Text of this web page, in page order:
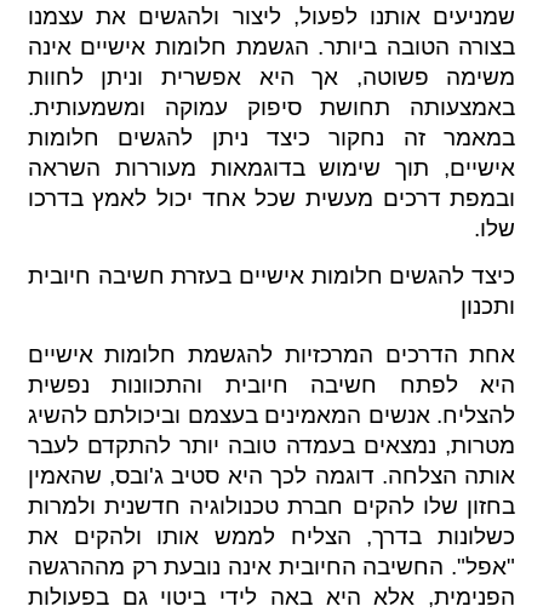
שמניעים אותנו לפעול, ליצור ולהגשים את עצמנו
בצורה הטובה ביותר. הגשמת חלומות אישיים אינה
משימה פשוטה, אך היא אפשרית וניתן לחוות
באמצעותה תחושת סיפוק עמוקה ומשמעותית.
במאמר זה נחקור כיצד ניתן להגשים חלומות
אישיים, תוך שימוש בדוגמאות מעוררות השראה
ובמפת דרכים מעשית שכל אחד יכול לאמץ בדרכו
שלו.
כיצד להגשים חלומות אישיים בעזרת חשיבה חיובית
ותכנון
אחת הדרכים המרכזיות להגשמת חלומות אישיים
היא לפתח חשיבה חיובית והתכוונות נפשית
להצליח. אנשים המאמינים בעצמם וביכולתם להשיג
מטרות, נמצאים בעמדה טובה יותר להתקדם לעבר
אותה הצלחה. דוגמה לכך היא סטיב ג'ובס, שהאמין
בחזון שלו להקים חברת טכנולוגיה חדשנית ולמרות
כשלונות בדרך, הצליח לממש אותו ולהקים את
"אפל". החשיבה החיובית אינה נובעת רק מההרגשה
הפנימית, אלא היא באה לידי ביטוי גם בפעולות